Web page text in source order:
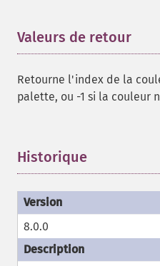
Valeurs de retour
Retourne l'index de la
palette, ou -1 si la couleur
Historique
8.0.0